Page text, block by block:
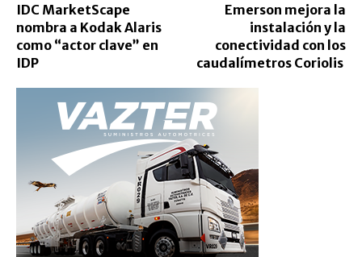
IDC MarketScape
nombra a Kodak Alaris
como “actor clave” en
IDP
Emerson mejora la
instalación y la
conectividad con los
caudalímetros Coriolis